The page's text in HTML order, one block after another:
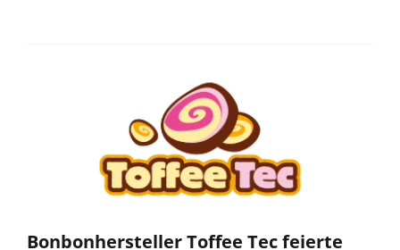
Bonbonhersteller Toffee Tec feierte